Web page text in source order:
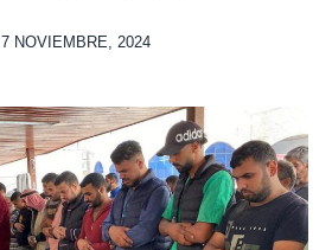
7 NOVIEMBRE, 2024